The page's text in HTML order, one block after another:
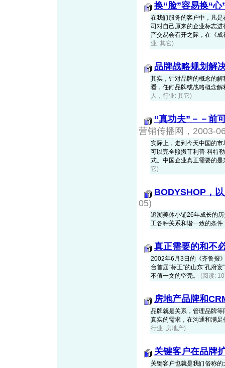
换“脸”容易换“心
在我们服务的客户中，凡
司对自己原来的企业标志
产交易会召开之际，在《
业: 其它)
品牌战略规划解
其实，针对品牌的概念的
看，任何品牌或战略概念
人，行业: 其它)
“真功夫”－－前
营销传播网，2003-
实际上，走到今天中国的
可以完全照搬菲利普·科特
式。中国企业真正需要的
它)
BODYSHOP，
05)
追溯美体小铺26年成长的
工各种关系和谐一致的条
真正需要的和不
2002年6月3日的《齐鲁报
台首届“标王”的山东“孔府
不值一文的空壳。 (阅读:
房地产品牌和
品牌就是关系，管理品牌
真实的需求，在沟通和满
行业: 房地产)
关键客户在品牌
关键客户也就是我们俗称